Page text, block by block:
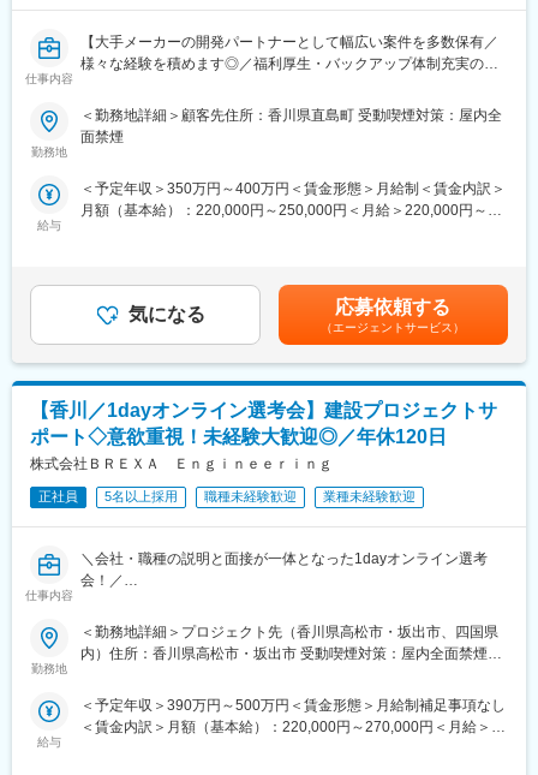
※本件は内閣府主導の地方創生事業の一環である先導的人材マッチ
ング事業に基づく求人でございます。
■評価制度：
キル（スピード／質）等を踏まえて評価を行います。社内評価に
ついては年度ごとに目標設定を各自で行っていただきます。その
ます。
赴任等）が支給
◇スキル・経験年数・年齢等も考慮し、話し合いの上で決定
◇充実の福利厚生：交通費支給あり、資格取得支援・手当あり、
寮・社宅・住宅手当あり、U・Iターン支援ありなど
■充実した教育制度／入社後のフォロー体制充実：
◇人事育成制度…等級制度の定義と連動したカリキュラム体型の
導入
◇キャリアサポート制度…定期的にカジュアル形式な面談を行う
ことでストレスレベルを把握するとともに必要に応じて関連部署
と連携し環境を改善
変更の範囲：会社の定める業務
仕事内容
【大手メーカーの開発パートナーとして幅広い案件を多数保有／
様々な経験を積めます◎／福利厚生・バックアップ体制充実の中
群】
す。
期間中は日勤のみですので、未経験の方も安心してスタートでき
ます。
■働く環境：
◇勤務地は香川県で、出張はありません。
◇勤務時間は3交代制です。
└日勤は平日8:00～16:30（休憩12:00～13:00）※実働7時間30分
└1勤は7:30～15:30（休憩12:00～13:00）※実働7時間
└2勤は15:30～23:30（休憩18:30～19:30）※実働7時間
└3勤は23:30～7:30（休憩2:30～3:30）※実働7時間
■職場環境・魅力：
赴任等）が支給
◇スキル・経験年数・年齢等も考慮し、話し合いの上で決定
■充実した教育制度／入社後のフォロー体制充実：
勤務地
＜勤務地詳細＞顧客先住所：香川県直島町 受動喫煙対策：屋内全
面禁煙
給与
＜予定年収＞350万円～400万円＜賃金形態＞月給制＜賃金内訳＞
月額（基本給）：220,000円～250,000円＜月給＞220,000円～
あり、選考を通じて上下する可能性があります。月給(月額)は固定
手当を含めた表記です。
気になる 応募依頼する
（エージェントサービス）
【香川／1dayオンライン選考会】建設プロジェクトサ
ポート◇意欲重視！未経験大歓迎◎／年休120日
株式会社ＢＲＥＸＡ Ｅｎｇｉｎｅｅｒｉｎｇ
正社員 5名以上採用 職種未経験歓迎 業種未経験歓迎
仕事内容
＼会社・職種の説明と面接が一体となった1dayオンライン選考
会！／
～独自の充実した研修・資格サポート制度で未経験からでも安心
◎／年間休日120日＆週休2日でワークライフバランスも整う！～
建設総合職(施工管理職)として、建設やプラントに関する様々なプ
ロジェクトを担っていただきます。
勤務地
＜勤務地詳細＞プロジェクト先（香川県高松市・坂出市、四国県
内）住所：香川県高松市・坂出市 受動喫煙対策：屋内全面禁煙変
給与
＜予定年収＞390万円～500万円＜賃金形態＞月給制補足事項なし
＜賃金内訳＞月額（基本給）：220,000円～270,000円＜月給＞